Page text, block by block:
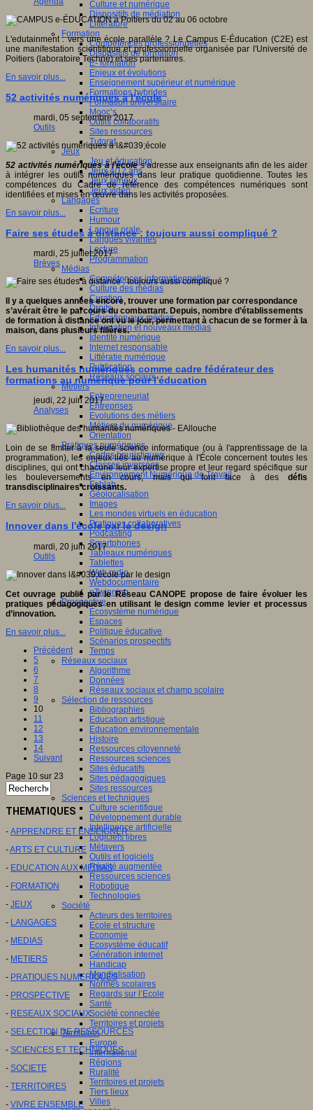
Culture et numérique
Dispositifs de médiation
Littérature
Formation
Compétences professionnelles
Dispositifs de formation
E- formation
Enjeux et évolutions
Enseignement supérieur et numérique
Formations hybrides
Formation universitaire
Mooc’s
Outils collaboratifs
Sites ressources
Tutorat
Jeux
Jeu et éducation
Jeux 4/12 ans
Jeux sérieux
Jeux vidéo
Langages
Ecriture
Humour
Langue orale
Langues vivantes
Lecture
Programmation
Médias
Compétences informationnelles
Culture des médias
Curation
Droits
Education aux médias
Information et nouveaux médias
Identité numérique
Internet responsable
Littératie numérique
Publication
Réseaux sociaux
Métiers
Entrepreneuriat
Entreprises
Evolutions des métiers
Métiers du numérique
Orientation
Pratiques numériques
Cartes heuristiques
Classes inversées
Environnement Numérique de Travail
Fablab
Géolocalisation
Images
Les mondes virtuels en éducation
Pratiques collaboratives
Podcasting
Smartphones
Tableaux numériques
Tablettes
Web radio
Webdocumentaire
eTwinning
Prospective
Ecosystème numérique
Espaces
Politique éducative
Scénarios prospectifs
Temps
Réseaux sociaux
Algorithme
Données
Réseaux sociaux et champ scolaire
Sélection de ressources
Bibliographies
Education artistique
Education environnementale
Histoire
Ressources citoyenneté
Ressources sciences
Sites éducatifs
Sites pédagogiques
Sites ressources
Sciences et techniques
Culture scientifique
Développement durable
Intelligence artificielle
Logiciels libres
Métavers
Outils et logiciels
Réalité augmentée
Ressources sciences
Robotique
Technologies
Société
Acteurs des territoires
Ecole et structure
Economie
Ecosystème éducatif
Génération internet
Handicap
Mondialisation
Normes scolaires
Regards sur l’Ecole
Santé
Société connectée
Territoires et projets
Territoires
Europe
International
Régions
Ruralité
Territoires et projets
Tiers lieux
Villes
L'edutainment : vers une école parallèle ? Le Campus E-Éducation (C2E) est
une manifestation scientifique et professionnelle organisée par l'Université de
Poitiers (laboratoire Techné) et ses partenaires.
En savoir plus...
52 activités numériques à l'école
mardi, 05 septembre 2017
Outils
52 activités numériques à l'écoles’adresse aux enseignants afin de les aider
à intégrer les outils numériques dans leur pratique quotidienne. Toutes les
compétences du Cadre de référence des compétences numériques sont
identifiées et mises en œuvre dans les activités proposées.
En savoir plus...
Faire ses études à distance : toujours aussi compliqué ?
mardi, 25 juillet 2017
Brèves
Il y a quelques années encore, trouver une formation par correspondance
s’avérait être le parcours du combattant. Depuis, nombre d’établissements
de formation à distance ont vu le jour, permettant à chacun de se former à la
maison, dans plusieurs filières.
En savoir plus...
Les humanités numériques comme cadre fédérateur des
formations au numérique pour l'éducation
jeudi, 22 juin 2017
Analyses
Loin de se limiter à la seule science informatique (ou à l'apprentissage de la
programmation), les enjeux liés au numérique à l'École concernent toutes les
disciplines, qui ont chacune leur expertise propre et leur regard spécifique sur
les bouleversements en cours, mais qui font face à des défis
transdisciplinaires croissants.
En savoir plus...
Innover dans l'école par le design
mardi, 20 juin 2017
Outils
Cet ouvrage publié par le Réseau CANOPE propose de faire évoluer les
pratiques pédagogiques en utilisant le design comme levier et processus
d’innovation.
En savoir plus...
Précédent
5
6
7
8
9
10
11
12
13
14
Suivant
Page 10 sur 23
THEMATIQUES
- APPRENDRE ET ENSEIGNER
-ARTS ET CULTURE
- EDUCATION AUX MEDIAS
- FORMATION
- JEUX
- LANGAGES
- MEDIAS
- METIERS
- PRATIQUES NUMERIQUES
- PROSPECTIVE
- RESEAUX SOCIAUX
- SELECTION DE RESSOURCES
- SCIENCES ET TECHNIQUES
- SOCIETE
- TERRITOIRES
- VIVRE ENSEMBLE